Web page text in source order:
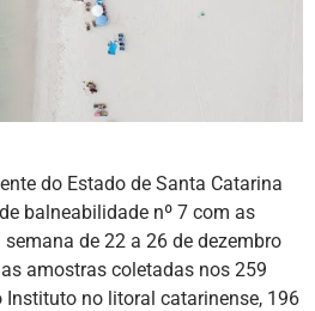
do Estado de Santa Catarina
balneabilidade nº 7 com as
de 22 a 26 de dezembro
amostras coletadas nos 259
no litoral catarinense, 196